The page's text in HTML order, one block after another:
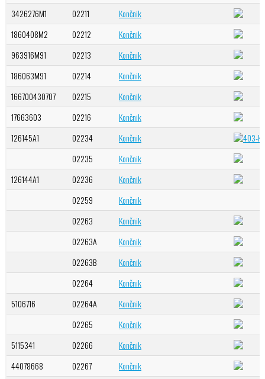
3426276M1
02211
Končnik
1860408M2
02212
Končnik
963916M91
02213
Končnik
186063M91
02214
Končnik
166700430707
02215
Končnik
17663603
02216
Končnik
126145A1
02234
Končnik
02235
Končnik
126144A1
02236
Končnik
02259
Končnik
02263
Končnik
02263A
Končnik
02263B
Končnik
02264
Končnik
5106716
02264A
Končnik
02265
Končnik
5115341
02266
Končnik
44078668
02267
Končnik